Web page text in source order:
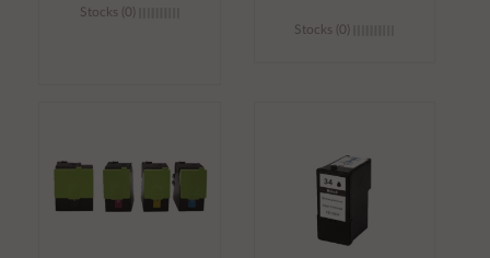
Stocks (0)
Stocks (0)